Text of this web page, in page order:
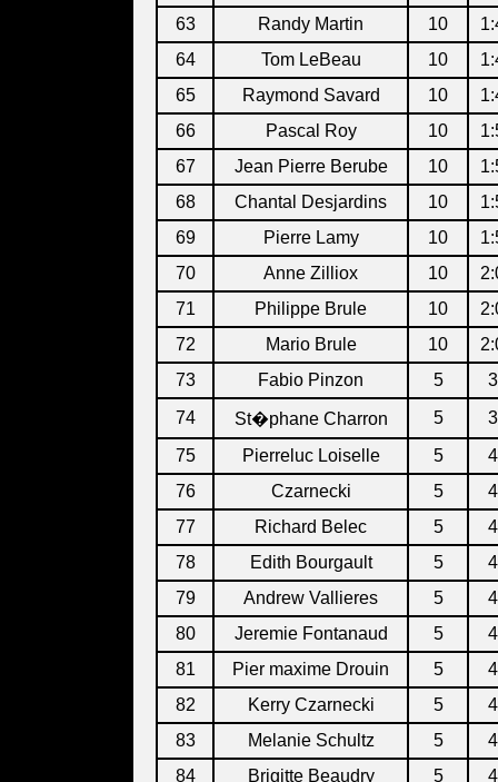
63
Randy Martin 10
64
Tom LeBeau 10
65
Raymond Savard 10
66
Pascal Roy 10
67
Jean Pierre Berube 10
68
Chantal Desjardins 10
69
Pierre Lamy 10
70
Anne Zilliox 10
71
Philippe Brule 10
72
Mario Brule 10
73
Fabio Pinzon 5
74
St�phane Charron 5
75
Pierreluc Loiselle 5
76
Czarnecki 5
77
Richard Belec 5
78
Edith Bourgault 5
79
Andrew Vallieres 5
80
Jeremie Fontanaud 5
81
Pier maxime Drouin 5
82
Kerry Czarnecki 5
83
Melanie Schultz 5
84
Brigitte Beaudry 5